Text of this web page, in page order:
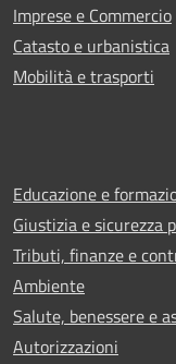
Imprese e Commercio
Catasto e urbanistica
Mobilità e trasporti
Educazione e
Giustizia e sicurezza
Tributi, finanze e
Ambiente
Salute, benessere e
Autorizzazioni